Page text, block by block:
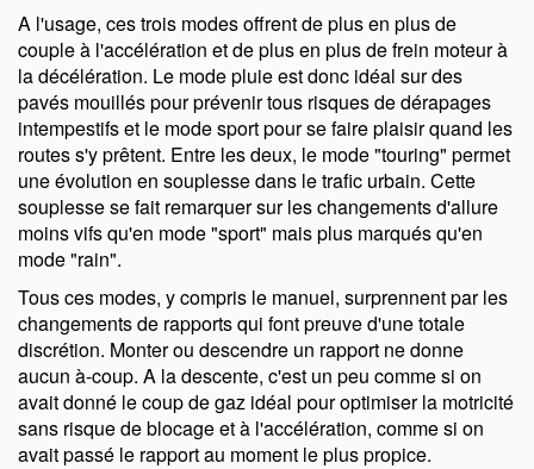
A l'usage, ces trois modes offrent de plus en plus de
couple à l'accélération et de plus en plus de frein moteur à
la décélération. Le mode pluie est donc idéal sur des
pavés mouillés pour prévenir tous risques de dérapages
intempestifs et le mode sport pour se faire plaisir quand les
routes s'y prêtent. Entre les deux, le mode touring permet
une évolution en souplesse dans le trafic urbain. Cette
souplesse se fait remarquer sur les changements d'allure
moins vifs qu'en mode sport mais plus marqués qu'en
mode rain .
Tous ces modes, y compris le manuel, surprennent par les
changements de rapports qui font preuve d'une totale
discrétion. Monter ou descendre un rapport ne donne
aucun à-coup. A la descente, c'est un peu comme si on
avait donné le coup de gaz idéal pour optimiser la motricité
sans risque de blocage et à l'accélération, comme si on
avait passé le rapport au moment le plus propice.